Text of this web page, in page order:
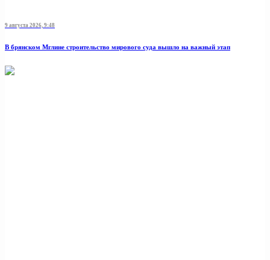
9 августа 2026, 9:48
В брянском Мглине строительство мирового суда вышло на важный этап